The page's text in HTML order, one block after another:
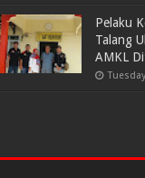
Pelaku
Talang
AMKL